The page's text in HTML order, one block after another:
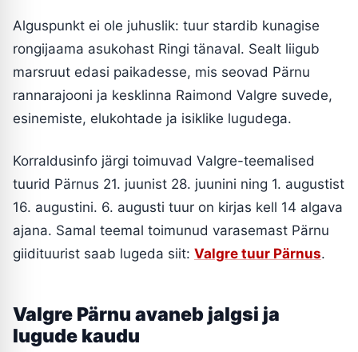
Alguspunkt ei ole juhuslik: tuur stardib kunagise
rongijaama asukohast Ringi tänaval. Sealt liigub
marsruut edasi paikadesse, mis seovad Pärnu
rannarajooni ja kesklinna Raimond Valgre suvede,
esinemiste, elukohtade ja isiklike lugudega.
Korraldusinfo järgi toimuvad Valgre-teemalised
tuurid Pärnus 21. juunist 28. juunini ning 1. augustist
16. augustini. 6. augusti tuur on kirjas kell 14 algava
ajana. Samal teemal toimunud varasemast Pärnu
giidituurist saab lugeda siit: Valgre tuur Pärnus.
Valgre Pärnu avaneb jalgsi ja
lugude kaudu